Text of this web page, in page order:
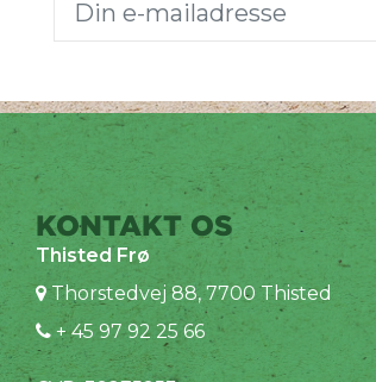
KONTAKT OS
Thisted Frø
Thorstedvej 88, 7700 Thisted
+ 45 97 92 25 66